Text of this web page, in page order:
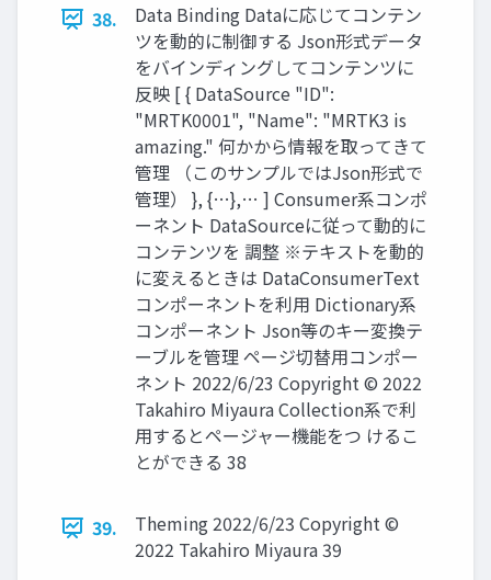
38.
Data Binding Dataに応じてコンテン
ツを動的に制御する Json形式データ
をバインディングしてコンテンツに
反映 [ { DataSource "ID":
"MRTK0001", "Name": "MRTK3 is
amazing." 何かから情報を取ってきて
管理 （このサンプルではJson形式で
管理） }, {…},… ] Consumer系コンポ
ーネント DataSourceに従って動的に
コンテンツを 調整 ※テキストを動的
に変えるときは DataConsumerText
コンポーネントを利用 Dictionary系
コンポーネント Json等のキー変換テ
ーブルを管理 ページ切替用コンポー
ネント 2022/6/23 Copyright © 2022
Takahiro Miyaura Collection系で利
用するとページャー機能をつ けるこ
とができる 38
39.
Theming 2022/6/23 Copyright ©
2022 Takahiro Miyaura 39